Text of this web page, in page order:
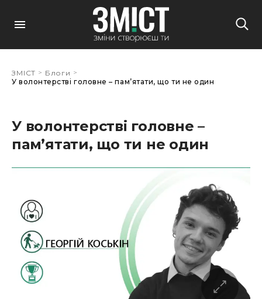
ЗМІСТ > Блоги >
У волонтерстві головне – пам’ятати, що ти не один
У волонтерстві головне –
пам’ятати, що ти не один